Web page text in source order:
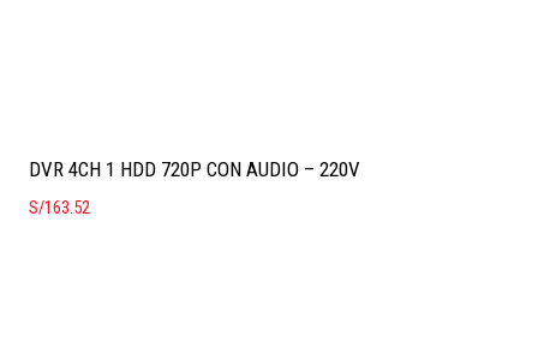
DVR 4CH 1 HDD 720P CON AUDIO – 220V
S/163.52